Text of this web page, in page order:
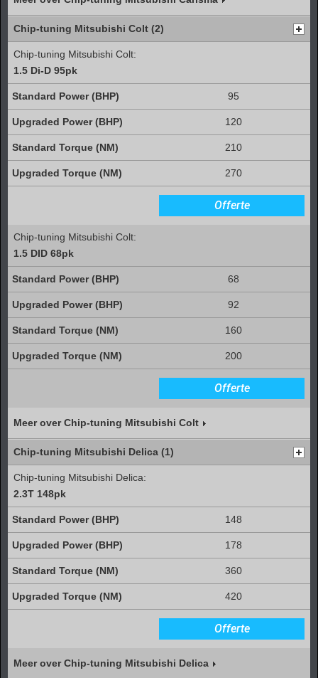
Chip-tuning Mitsubishi Colt (2)
Chip-tuning Mitsubishi Colt:
1.5 Di-D 95pk
95
120
210
270
Offerte
Chip-tuning Mitsubishi Colt:
1.5 DID 68pk
68
92
160
200
Offerte
Meer over Chip-tuning Mitsubishi Colt
Chip-tuning Mitsubishi Delica (1)
Chip-tuning Mitsubishi Delica:
2.3T 148pk
148
178
360
420
Offerte
Meer over Chip-tuning Mitsubishi Delica